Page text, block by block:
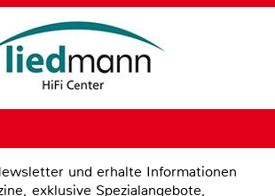
und erhalte Informationen
exklusive Spezialangebote,